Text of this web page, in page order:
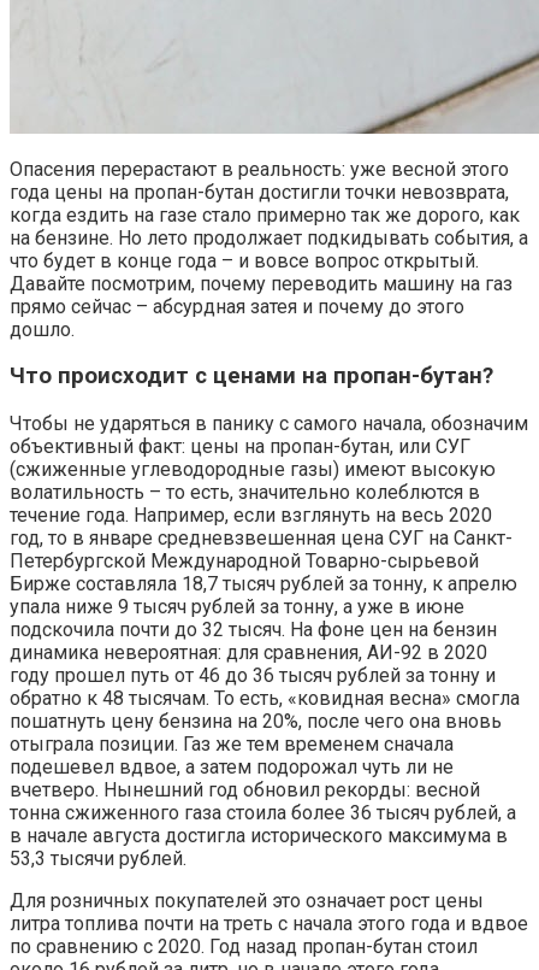
Опасения перерастают в реальность: уже весной этого
года цены на пропан-бутан достигли точки невозврата,
когда ездить на газе стало примерно так же дорого, как
на бензине. Но лето продолжает подкидывать события, а
что будет в конце года – и вовсе вопрос открытый.
Давайте посмотрим, почему переводить машину на газ
прямо сейчас – абсурдная затея и почему до этого
дошло.
Что происходит с ценами на пропан-бутан?
Чтобы не ударяться в панику с самого начала, обозначим
объективный факт: цены на пропан-бутан, или СУГ
(сжиженные углеводородные газы) имеют высокую
волатильность – то есть, значительно колеблются в
течение года. Например, если взглянуть на весь 2020
год, то в январе средневзвешенная цена СУГ на Санкт-
Петербургской Международной Товарно-сырьевой
Бирже составляла 18,7 тысяч рублей за тонну, к апрелю
упала ниже 9 тысяч рублей за тонну, а уже в июне
подскочила почти до 32 тысяч. На фоне цен на бензин
динамика невероятная: для сравнения, АИ-92 в 2020
году прошел путь от 46 до 36 тысяч рублей за тонну и
обратно к 48 тысячам. То есть, «ковидная весна» смогла
пошатнуть цену бензина на 20%, после чего она вновь
отыграла позиции. Газ же тем временем сначала
подешевел вдвое, а затем подорожал чуть ли не
вчетверо. Нынешний год обновил рекорды: весной
тонна сжиженного газа стоила более 36 тысяч рублей, а
в начале августа достигла исторического максимума в
53,3 тысячи рублей.
Для розничных покупателей это означает рост цены
литра топлива почти на треть с начала этого года и вдвое
по сравнению с 2020. Год назад пропан-бутан стоил